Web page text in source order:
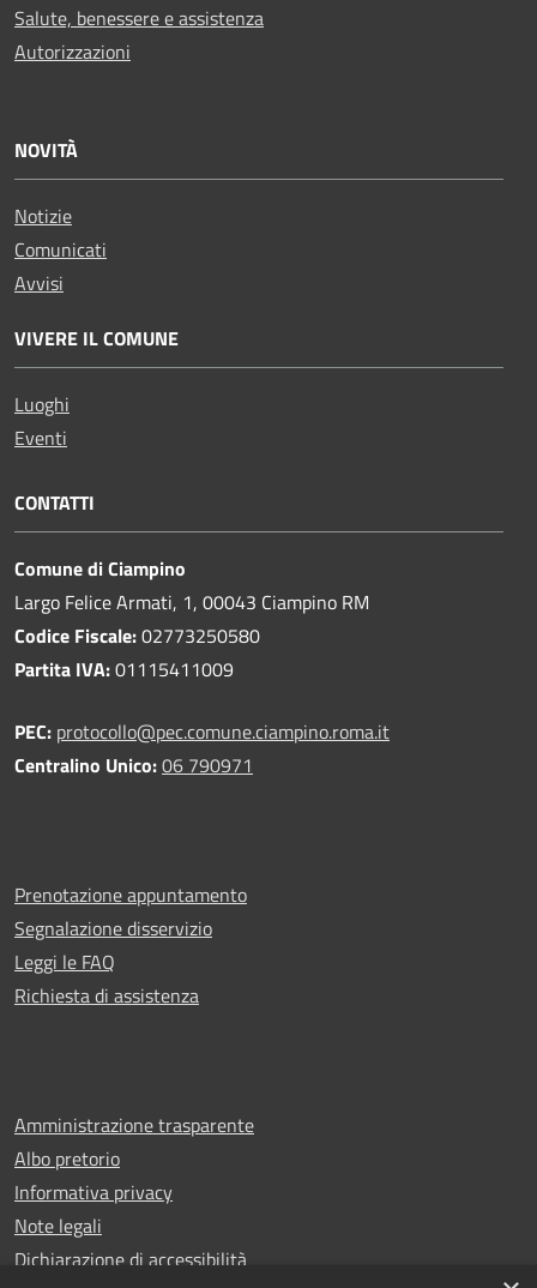
Salute, benessere e assistenza
Autorizzazioni
NOVITÀ
Notizie
Comunicati
Avvisi
VIVERE IL COMUNE
Luoghi
Eventi
CONTATTI
Comune di Ciampino
Largo Felice Armati, 1, 00043 Ciampino RM
Codice Fiscale:02773250580
Partita IVA:01115411009
PEC: protocollo@pec.comune.ciampino.roma.it
Centralino Unico:06 790971
Prenotazione appuntamento
Segnalazione disservizio
Leggi le FAQ
Richiesta di assistenza
Amministrazione trasparente
Albo pretorio
Informativa privacy
Note legali
Dichiarazione di accessibilità